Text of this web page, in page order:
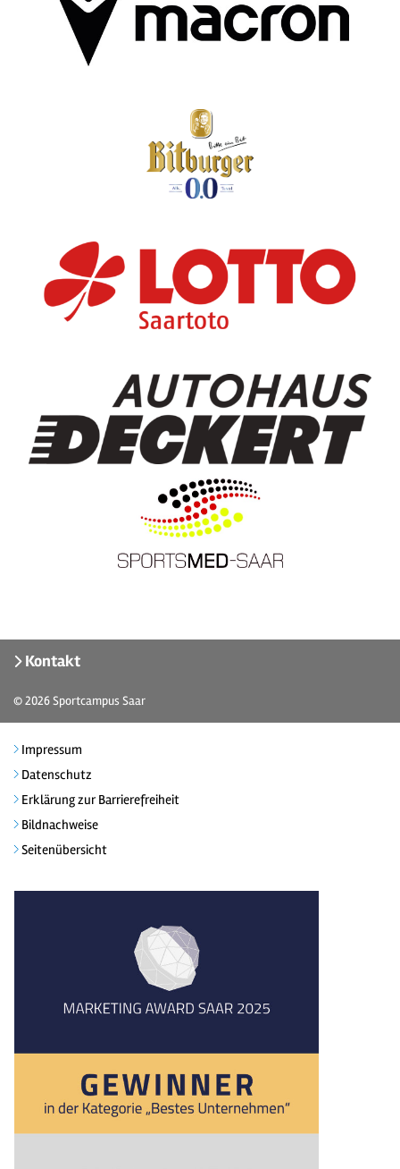
Kontakt
© 2026Sportcampus Saar
Impressum
Datenschutz
Erklärung zur Barrierefreiheit
Bildnachweise
Seitenübersicht